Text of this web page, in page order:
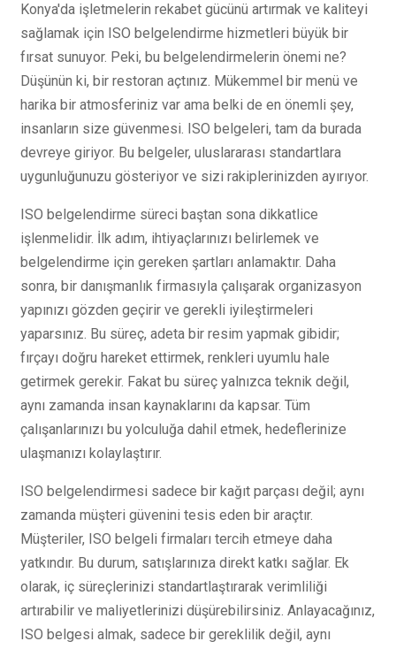
Konya'da işletmelerin rekabet gücünü artırmak ve kaliteyi
sağlamak için ISO belgelendirme hizmetleri büyük bir
fırsat sunuyor. Peki, bu belgelendirmelerin önemi ne?
Düşünün ki, bir restoran açtınız. Mükemmel bir menü ve
harika bir atmosferiniz var ama belki de en önemli şey,
insanların size güvenmesi. ISO belgeleri, tam da burada
devreye giriyor. Bu belgeler, uluslararası standartlara
uygunluğunuzu gösteriyor ve sizi rakiplerinizden ayırıyor.
ISO belgelendirme süreci baştan sona dikkatlice
işlenmelidir. İlk adım, ihtiyaçlarınızı belirlemek ve
belgelendirme için gereken şartları anlamaktır. Daha
sonra, bir danışmanlık firmasıyla çalışarak organizasyon
yapınızı gözden geçirir ve gerekli iyileştirmeleri
yaparsınız. Bu süreç, adeta bir resim yapmak gibidir;
fırçayı doğru hareket ettirmek, renkleri uyumlu hale
getirmek gerekir. Fakat bu süreç yalnızca teknik değil,
aynı zamanda insan kaynaklarını da kapsar. Tüm
çalışanlarınızı bu yolculuğa dahil etmek, hedeflerinize
ulaşmanızı kolaylaştırır.
ISO belgelendirmesi sadece bir kağıt parçası değil; aynı
zamanda müşteri güvenini tesis eden bir araçtır.
Müşteriler, ISO belgeli firmaları tercih etmeye daha
yatkındır. Bu durum, satışlarınıza direkt katkı sağlar. Ek
olarak, iç süreçlerinizi standartlaştırarak verimliliği
artırabilir ve maliyetlerinizi düşürebilirsiniz. Anlayacağınız,
ISO belgesi almak, sadece bir gereklilik değil, aynı